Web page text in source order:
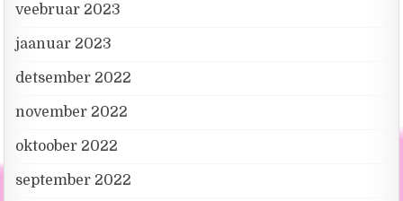
veebruar 2023
jaanuar 2023
detsember 2022
november 2022
oktoober 2022
september 2022